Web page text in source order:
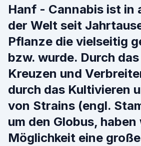
Hanf - Cannabis ist in
der Welt seit
Pflanze die vielseitig
bzw. wurde. Durch
Kreuzen und
durch das Kultivieren
von Strains (engl.
um den Globus,
Möglichkeit eine